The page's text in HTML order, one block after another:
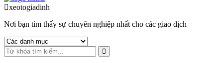
to
toxeotogiadinh
Nơi bạn tìm thấy sự chuyên nghiệp nhất cho các giao dịch